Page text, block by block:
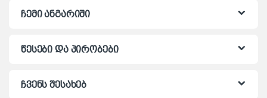
ჩემი ანგარიში
წესები და პირობები
ჩვენს შესახებ